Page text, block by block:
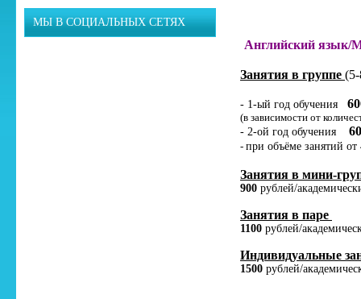
МЫ В СОЦИАЛЬНЫХ СЕТЯХ
Английский язык/
Занятия в группе
- 1-ый год обучения
(в зависимости от
- 2-ой год обучения
- при объёме занятий
Занятия в мини-
900 рублей/
Занятия в паре
1100 рублей/
Индивидуальные
1500 рублей/